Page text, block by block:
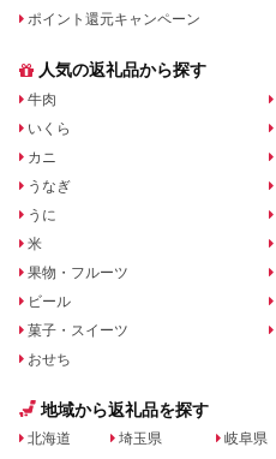
ポイント還元キャンペーン
人気の返礼品から探す
牛肉
いくら
カニ
うなぎ
うに
米
果物・フルーツ
ビール
菓子・スイーツ
おせち
地域から返礼品を探す
北海道
埼玉県
岐阜県